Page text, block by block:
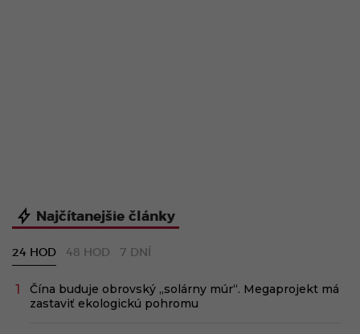
Najčítanejšie články
24 HOD 48 HOD 7 DNÍ
Čína buduje obrovský „solárny múr“. Megaprojekt má
zastaviť ekologickú pohromu